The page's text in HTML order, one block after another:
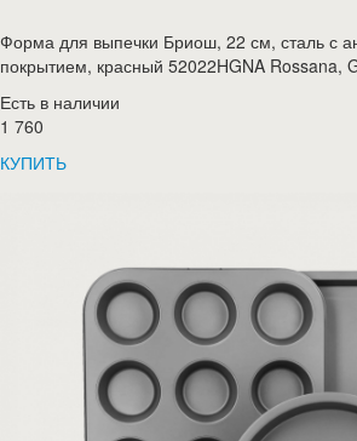
Форма для выпечки Бриош, 22 см, сталь с
покрытием, красный 52022HGNA Rossana,
Есть в наличии
1 760
КУПИТЬ